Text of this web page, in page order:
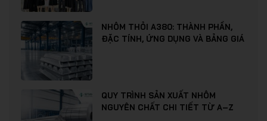
NHÔM THỎI A380: THÀNH PHẦN,
ĐẶC TÍNH, ỨNG DỤNG VÀ BẢNG GIÁ
QUY TRÌNH SẢN XUẤT NHÔM
NGUYÊN CHẤT CHI TIẾT TỪ A–Z